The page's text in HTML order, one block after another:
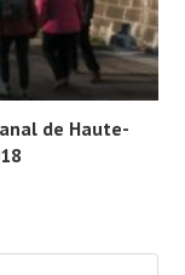
de Haute-